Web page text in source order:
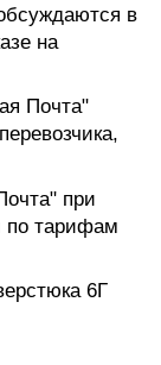
в
на
Почта"
при
по тарифам
6Г